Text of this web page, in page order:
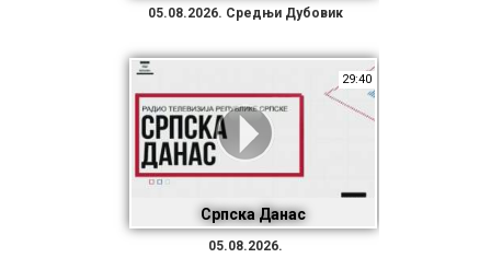
05.08.2026. Средњи Дубовик
Српска Данас
29:40
05.08.2026.